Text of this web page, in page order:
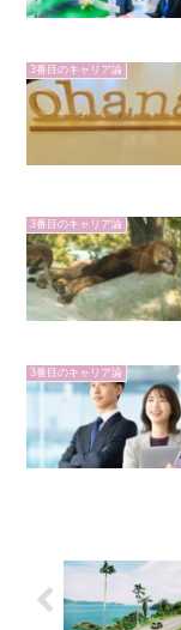
3番目のキャリア論
3番目のキャリア論
3番目のキャリア論